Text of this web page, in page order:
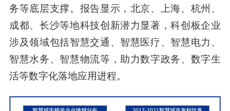
务等底层支撑。报告显示，北京、上海、杭州、
成都、长沙等地科技创新潜力显著，科创板企业
涉及领域包括智慧交通、智慧医疗、智慧电力、
智慧水务、智慧物流等，助力数字政务、数字生
活等数字化落地应用进程。